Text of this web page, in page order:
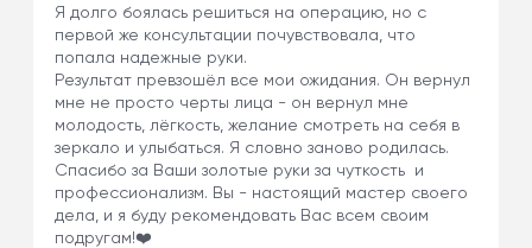
Я долго боялась решиться на операцию, но с
первой же консультации почувствовала, что
попала надежные руки.
Результат превзошёл все мои ожидания. Он вернул
мне не просто черты лица - он вернул мне
молодость, лёгкость, желание смотреть на себя в
зеркало и улыбаться. Я словно заново родилась.
Спасибо за Ваши золотые руки за чуткость и
профессионализм. Вы - настоящий мастер своего
дела, и я буду рекомендовать Вас всем своим
подругам!❤️